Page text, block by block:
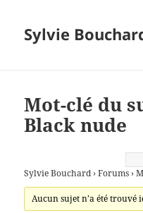
Sylvie
Mot-clé du
Black nude
Sylvie Bouchard › Forums ›
Aucun sujet n’a été trouvé